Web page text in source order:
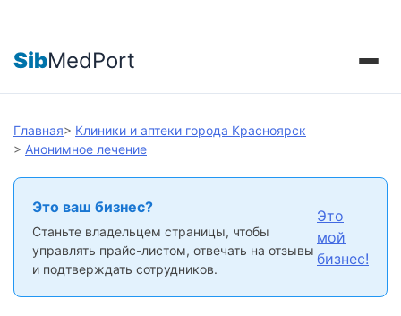
SibMedPort
Главная> Клиники и аптеки города Красноярск
> Анонимное лечение
Это ваш бизнес?
Станьте владельцем страницы, чтобы
управлять прайс-листом, отвечать на отзывы
и подтверждать сотрудников.
Это
мой
бизнес!